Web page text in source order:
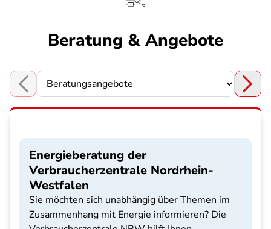
Beratung & Angebote
Choose a section
Energieberatung der
Verbraucherzentrale Nordrhein-
Westfalen
Sie möchten sich unabhängig über Themen im
Zusammenhang mit Energie informieren? Die